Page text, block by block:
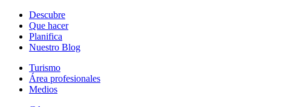
Descubre
Que hacer
Planifica
Nuestro Blog
Turismo
Área profesionales
Medios